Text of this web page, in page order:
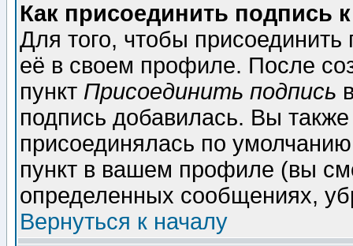
Как присоединить подпись
Для того, чтобы
её в своем профиле. После
пункт Присоединить подпись
подпись добавилась. Вы
присоединялась по
пункт в вашем профиле (вы
определенных сообщениях,
Вернуться к началу